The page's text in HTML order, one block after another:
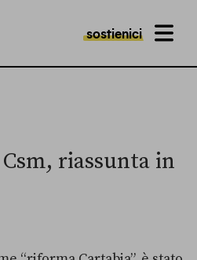
sostienici MENU
riassunta in